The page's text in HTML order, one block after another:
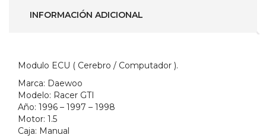
INFORMACIÓN ADICIONAL
Modulo ECU ( Cerebro / Computador ).
Marca: Daewoo
Modelo: Racer GTI
Año: 1996 – 1997 – 1998
Motor: 1.5
Caja: Manual